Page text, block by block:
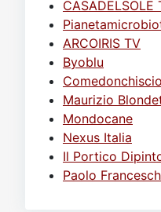
CASADELSOLE
ARCOIRIS TV
Byoblu
Maurizio
Mondocane
Nexus Italia
Il Portico
Paolo